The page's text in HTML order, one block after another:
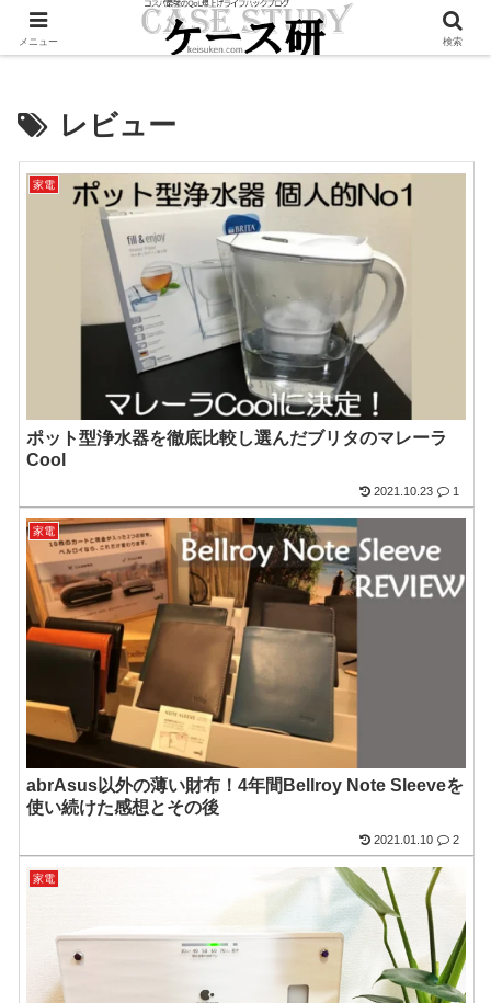
Twitterで毎日お得情報発信中！是非フォローお願いします
レビュー
家電
ポット型浄水器を徹底比較し選んだブリタのマレーラ
Cool
2021.10.23 1
家電
abrAsus以外の薄い財布！4年間Bellroy Note Sleeveを
使い続けた感想とその後
2021.01.10 2
家電
メニュー 検索